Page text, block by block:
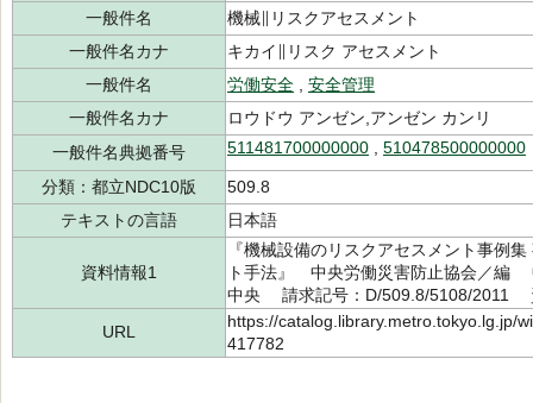
一般件名
機械∥リスクアセスメント
一般件名カナ
キカイ∥リスク アセスメント
一般件名
労働安全
安全管理
一般件名カナ
ロウドウ アンゼン,アンゼン カンリ
一般件名典拠番号
511481700000000 510478500000000
分類：都立NDC10版
509.8
テキストの言語
日本語
資料情報1
『機械設備のリスクアセスメント事例
ト手法』 中央労働災害防止協会／編
中央 請求記号：D/509.8/5108/2011
URL
https://catalog.library.metro.tokyo.lg.jp/
417782